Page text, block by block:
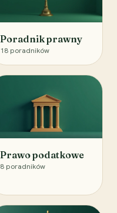
Poradnik prawny
18 poradników
Prawo podatkowe
8 poradników